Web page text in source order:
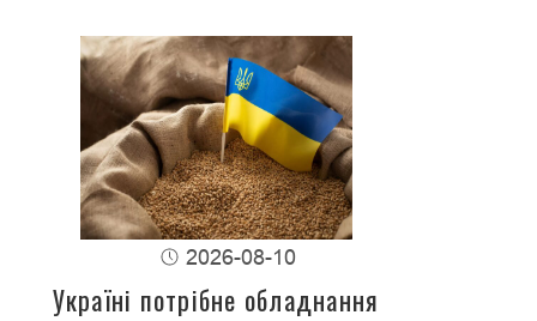
2026-08-10
Україні потрібне обладнання